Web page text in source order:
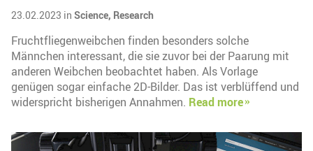
23.02.2023 in Science, Research
Fruchtfliegenweibchen finden besonders solche
Männchen interessant, die sie zuvor bei der Paarung mit
anderen Weibchen beobachtet haben. Als Vorlage
genügen sogar einfache 2D-Bilder. Das ist verblüffend und
widerspricht bisherigen Annahmen. Read more